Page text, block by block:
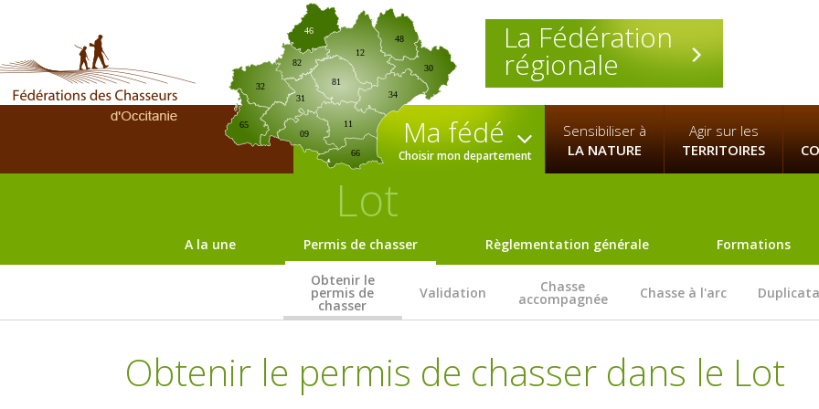
La Fédération
régionale
09
12
30
31
32
34
46
65
66
81
82
11
48
Ma fédé
Choisir mon departement
Sensibiliser à
LA NATURE
Agir sur les
TERRITOIRES
Lot
A la une Permis de chasser Règlementation générale Formations
Obtenir le
permis de
chasser
Validation Chasse
accompagnée Chasse à l'arc Duplicata
Obtenir le permis de chasser dans le Lot